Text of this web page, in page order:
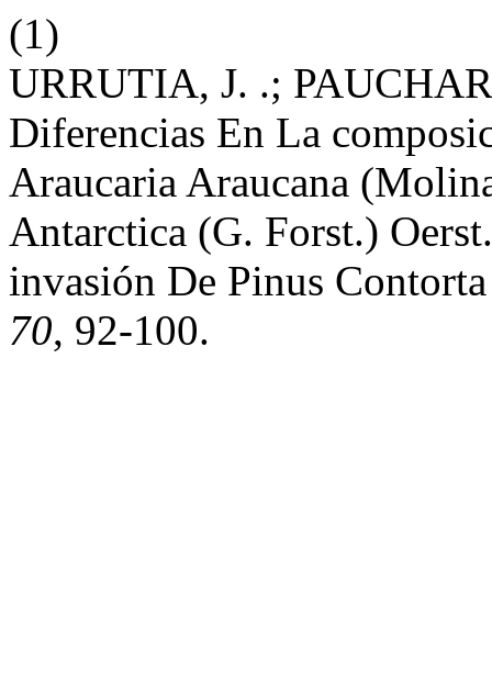
(1)
URRUTIA, J. .;
Diferencias En La
Araucaria Araucana
Antarctica (G. Forst.)
invasión De Pinus
70, 92-100.